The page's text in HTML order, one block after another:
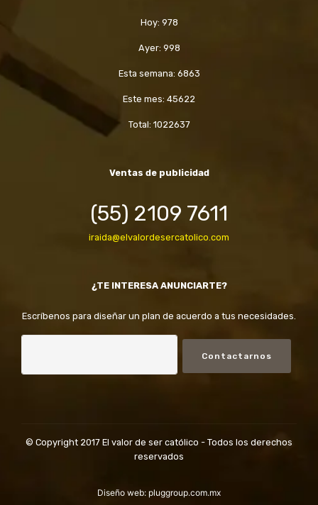
Hoy: 978
Ayer: 998
Esta semana: 6863
Este mes: 45622
Total: 1022637
Ventas de publicidad
(55) 2109 7611
iraida@elvalordesercatolico.com
¿TE INTERESA ANUNCIARTE?
Escríbenos para diseñar un plan de acuerdo a tus necesidades.
Contactarnos
© Copyright 2017 El valor de ser católico - Todos los derechos
reservados
Diseño web: pluggroup.com.mx